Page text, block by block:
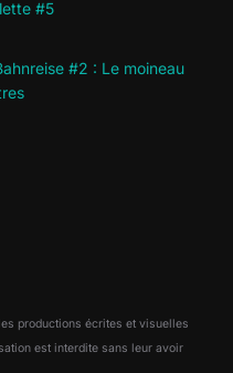
#5
#2 : Le moineau
productions écrites et visuelles
est interdite sans leur avoir